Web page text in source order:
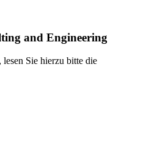
and Engineering
Sie hierzu bitte die